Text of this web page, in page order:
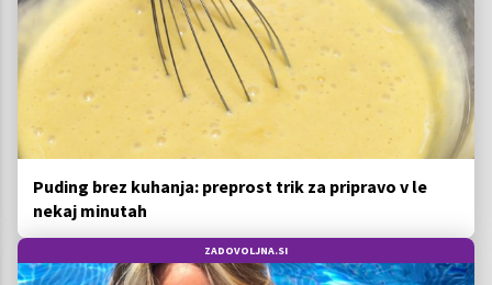
Puding brez kuhanja: preprost trik za pripravo v le
nekaj minutah
ZADOVOLJNA.SI